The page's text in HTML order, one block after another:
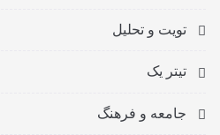
تویت و تحلیل
تیتر یک
جامعه و فرهنگ